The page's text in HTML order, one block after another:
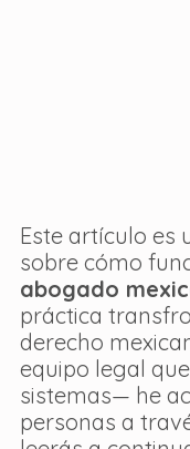
Este artículo es
sobre cómo
abogado
práctica
derecho
equipo legal
sistemas— he
personas a